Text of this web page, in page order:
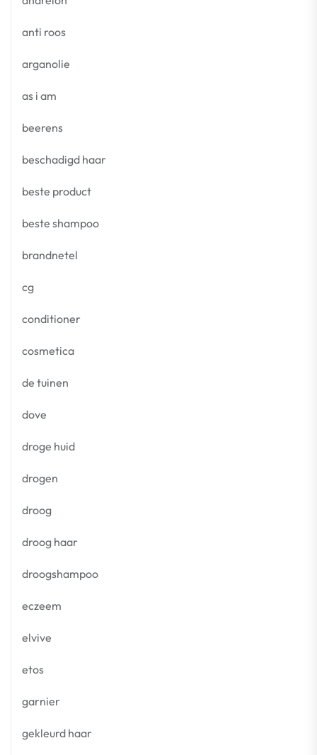
anti roos
arganolie
as i am
beerens
beschadigd haar
beste product
beste shampoo
brandnetel
cg
conditioner
cosmetica
de tuinen
dove
droge huid
drogen
droog
droog haar
droogshampoo
eczeem
elvive
etos
garnier
gekleurd haar